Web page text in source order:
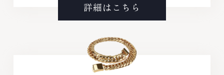
詳細はこちら